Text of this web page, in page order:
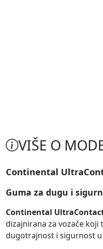
VIŠE O
Continental
Guma za dugu i
Continental
dizajnirana za vozače koji
dugotrajnost i sigurnost